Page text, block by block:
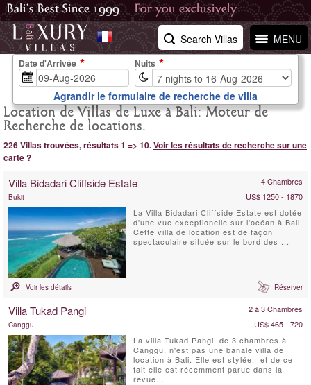
MENU
Search Villas
Location de Villas de Luxe à Bali: Moteur de
Recherche de locations.
226 Villas trouvées, résultats 1 => 10.Voir les résultats de recherche sur une
carte ?
Villa Bidadari Cliffside Estate 4 Chambres
Bukit
US$ 1250 - 1870
La Villa Bidadari Cliffside Estate est dotée
d'une vue exceptionelle sur l'océan à Bali.
Cette villa de location est de façon
spectaculaire située sur le bord des ...
Voir les détails Réserver
Villa Tukad Pangi 2 à 3 Chambres
Canggu
US$ 465 - 720
La villa Tukad Pangi, de 3 chambres à
Canggu, n'est pas une banale villa de
location à Bali. Elle est stylée, et de ce
fait elle est récemment parue dans la
revue...
Date d'Arrivée Nuits
Agrandir le formulaire de recherche de villa